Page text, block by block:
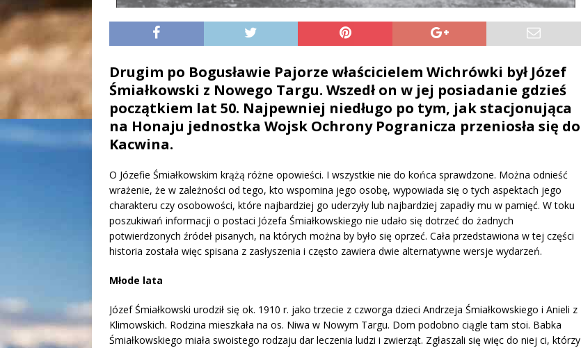
Drugim po Bogusławie Pajorze właścicielem Wichrówki był Józef
Śmiałkowski z Nowego Targu. Wszedł on w jej posiadanie gdzieś
początkiem lat 50. Najpewniej niedługo po tym, jak stacjonująca
na Honaju jednostka Wojsk Ochrony Pogranicza przeniosła się do
Kacwina.
O Józefie Śmiałkowskim krążą różne opowieści. I wszystkie nie do końca sprawdzone. Można odnieść
wrażenie, że w zależności od tego, kto wspomina jego osobę, wypowiada się o tych aspektach jego
charakteru czy osobowości, które najbardziej go uderzyły lub najbardziej zapadły mu w pamięć. W toku
poszukiwań informacji o postaci Józefa Śmiałkowskiego nie udało się dotrzeć do żadnych
potwierdzonych źródeł pisanych, na których można by było się oprzeć. Cała przedstawiona w tej części
historia została więc spisana z zasłyszenia i często zawiera dwie alternatywne wersje wydarzeń.
Młode lata
Józef Śmiałkowski urodził się ok. 1910 r. jako trzecie z czworga dzieci Andrzeja Śmiałkowskiego i Anieli z
Klimowskich. Rodzina mieszkała na os. Niwa w Nowym Targu. Dom podobno ciągle tam stoi. Babka
Śmiałkowskiego miała swoistego rodzaju dar leczenia ludzi i zwierząt. Zgłaszali się więc do niej ci, którzy